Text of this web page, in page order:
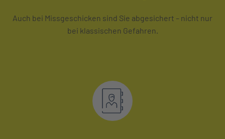
Auch bei Missgeschicken sind Sie abgesichert – nicht nur
bei klassischen Gefahren.